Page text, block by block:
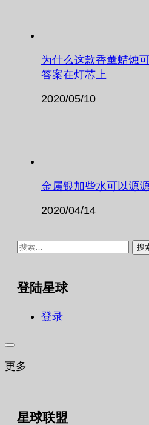
为什么这款香薰蜡烛
答案在灯芯上
2020/05/10
金属银加些水可以源
2020/04/14
搜
登陆星球
登录
更多
星球联盟